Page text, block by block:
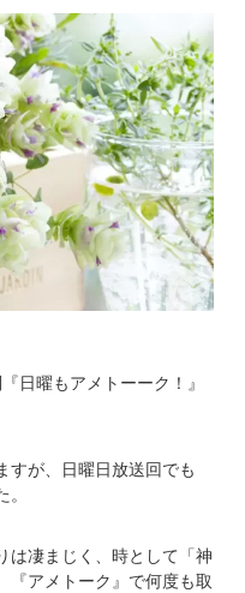
日曜もアメトーーク！』
すが、日曜日放送回でも
。
は凄まじく、時として「神
『アメトーク』で何度も取